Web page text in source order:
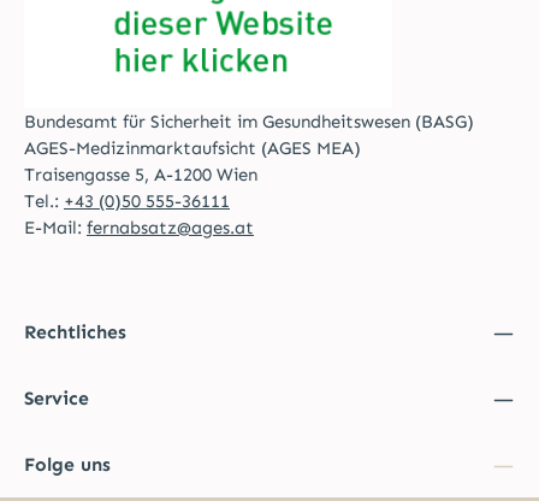
Bundesamt für Sicherheit im Gesundheitswesen (BASG)
AGES-Medizinmarktaufsicht (AGES MEA)
Traisengasse 5, A-1200 Wien
Tel.: +43 (0)50 555-36111
E-Mail: fernabsatz@ages.at
Rechtliches
Service
Folge uns